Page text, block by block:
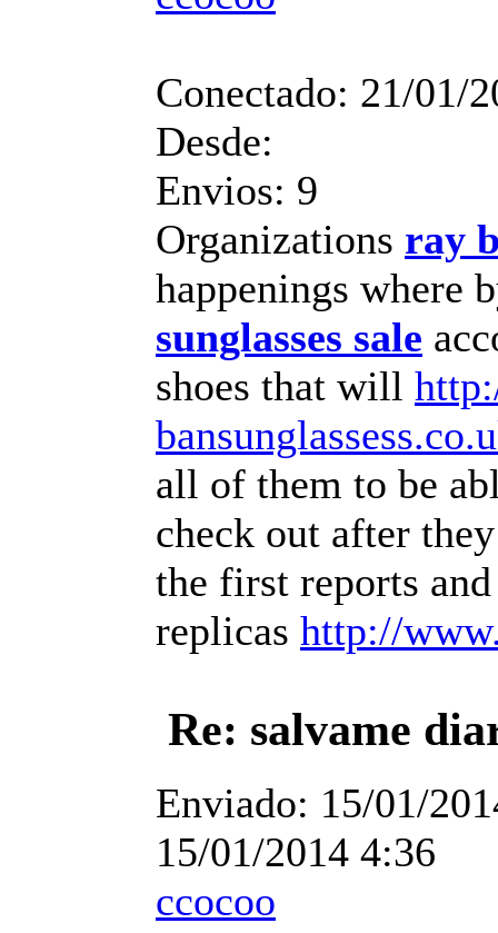
Conectado: 21/01/
Desde:
Envios: 9
Organizations ray
happenings where
sunglasses sale
shoes that will
all of them to be
check out after
the first reports
replicas http://
Re: salvame
Enviado: 15/01/
15/01/2014 4:36
ccocoo